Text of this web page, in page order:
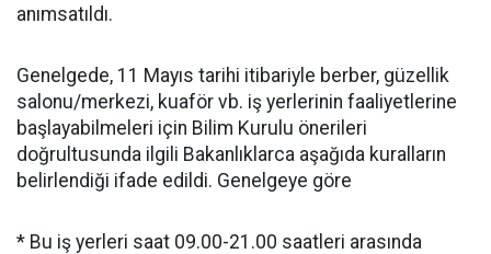
anımsatıldı.
Genelgede, 11 Mayıs tarihi itibariyle berber, güzellik
salonu/merkezi, kuaför vb. iş yerlerinin faaliyetlerine
başlayabilmeleri için Bilim Kurulu önerileri
doğrultusunda ilgili Bakanlıklarca aşağıda kuralların
belirlendiği ifade edildi. Genelgeye göre
* Bu iş yerleri saat 09.00-21.00 saatleri arasında